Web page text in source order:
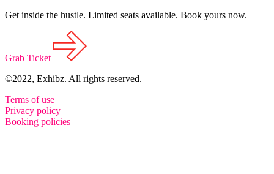
Get inside the hustle. Limited seats available. Book yours now.
Grab Ticket
©2022, Exhibz. All rights reserved.
Terms of use
Privacy policy
Booking policies